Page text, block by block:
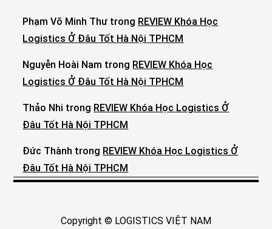
Phạm Võ Minh Thư trong REVIEW Khóa Học
Logistics Ở Đâu Tốt Hà Nội TPHCM
Nguyễn Hoài Nam trong REVIEW Khóa Học
Logistics Ở Đâu Tốt Hà Nội TPHCM
Thảo Nhi trong REVIEW Khóa Học Logistics Ở
Đâu Tốt Hà Nội TPHCM
Đức Thành trong REVIEW Khóa Học Logistics Ở
Đâu Tốt Hà Nội TPHCM
Copyright © LOGISTICS VIỆT NAM